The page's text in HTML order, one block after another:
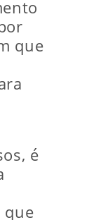
que
é
que